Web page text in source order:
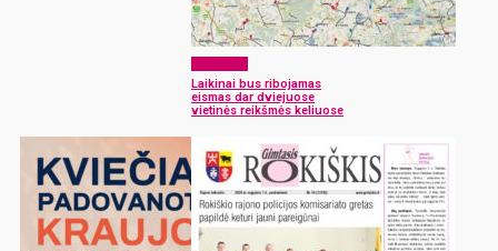
Laikinai bus ribojamas
eismas dar dviejuose
vietinės reikšmės keliuose